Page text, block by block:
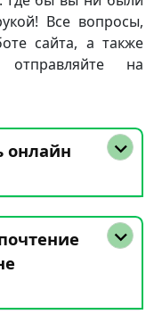
Все вопросы,
сайта, а также
на
онлайн